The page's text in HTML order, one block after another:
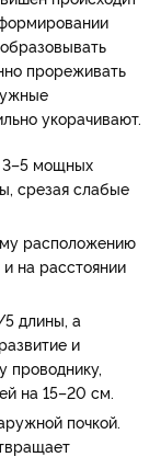
прореживать
укорачивают.
3–5 мощных
срезая слабые
расположению
на расстоянии
длины, а
и
проводнику,
на 15–20 см.
почкой.